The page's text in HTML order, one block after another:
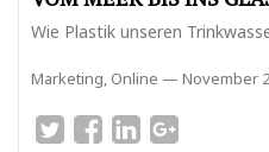
Wie Plastik unseren
Marketing, Online — November